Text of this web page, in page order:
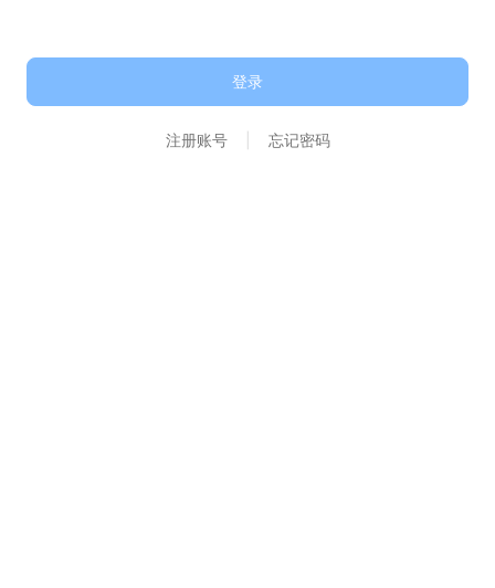
登录
注册账号 忘记密码